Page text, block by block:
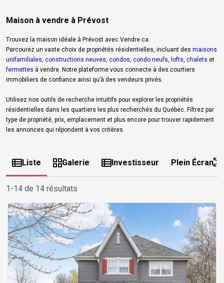
Maison à vendre à Prévost
Trouvez la maison idéale à Prévost avec Vendre.ca.
Parcourez un vaste choix de propriétés résidentielles, incluant des maisons
unifamiliales constructions neuves condos condo neufs lofts chalets et
fermettes à vendre. Notre plateforme vous connecte à des courtiers
immobiliers de confiance ainsi qu’à des vendeurs privés.
Utilisez nos outils de recherche intuitifs pour explorer les propriétés
résidentielles dans les quartiers les plus recherchés du Québec. Filtrez par
type de propriété, prix, emplacement et plus encore pour trouver rapidement
les annonces qui répondent à vos critères.
Liste Galerie Investisseur Plein Écran
1-14 de 14 résultats